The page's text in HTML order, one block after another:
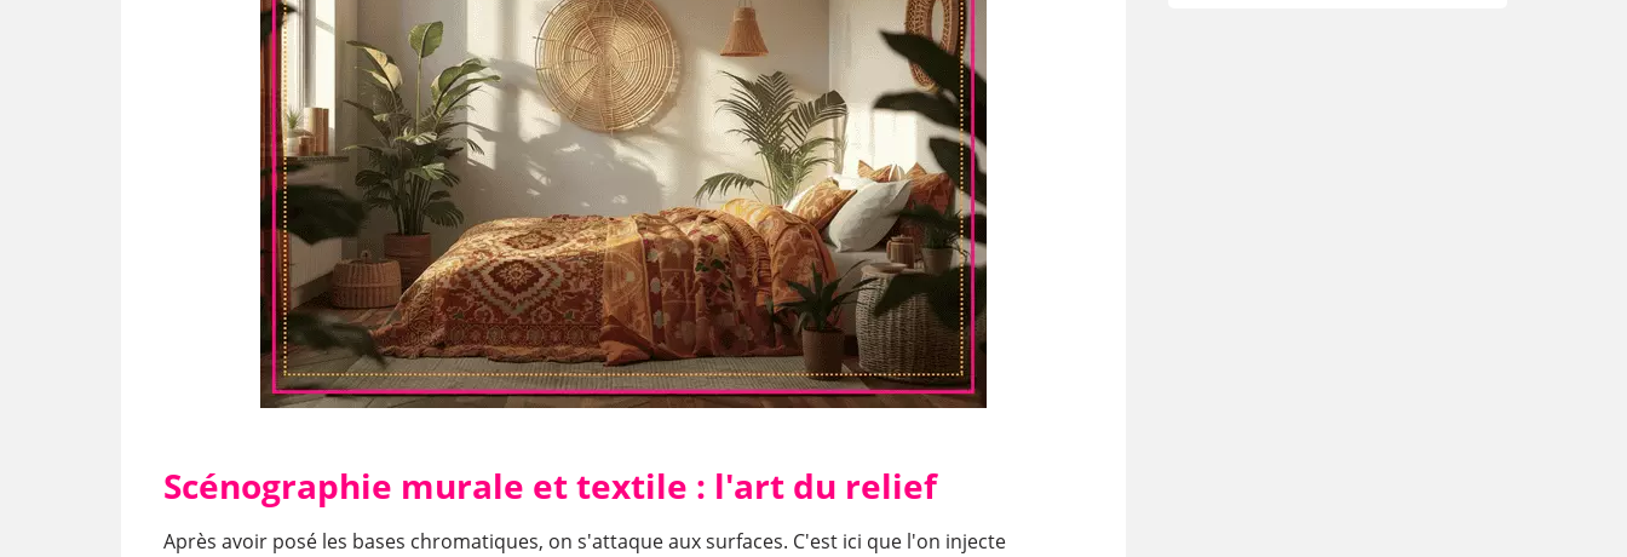
Scénographie murale et textile : l'art du relief
Après avoir posé les bases chromatiques, on s'attaque aux surfaces. C'est ici que l'on injecte